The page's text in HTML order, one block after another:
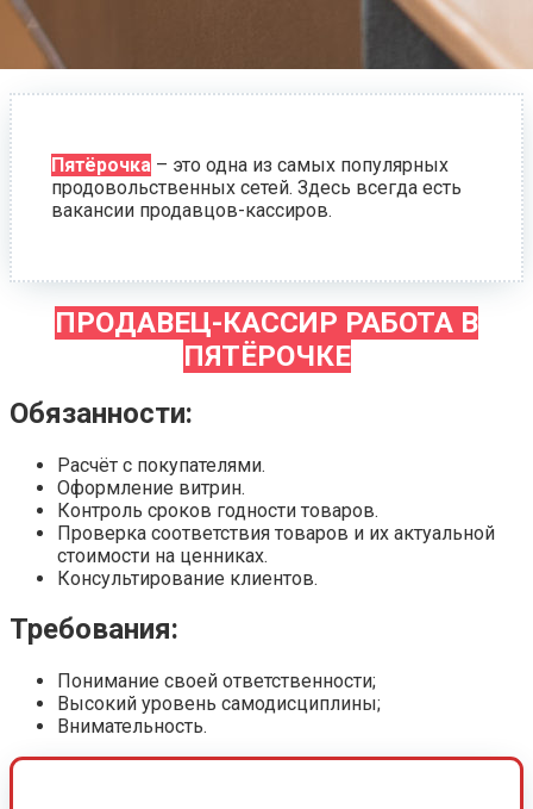
Пятёрочка – это одна из самых популярных
продовольственных сетей. Здесь всегда есть
вакансии продавцов-кассиров.
ПРОДАВЕЦ-КАССИР РАБОТА В
ПЯТЁРОЧКЕ
Обязанности:
Расчёт с покупателями.
Оформление витрин.
Контроль сроков годности товаров.
Проверка соответствия товаров и их актуальной
стоимости на ценниках.
Консультирование клиентов.
Требования:
Понимание своей ответственности;
Высокий уровень самодисциплины;
Внимательность.